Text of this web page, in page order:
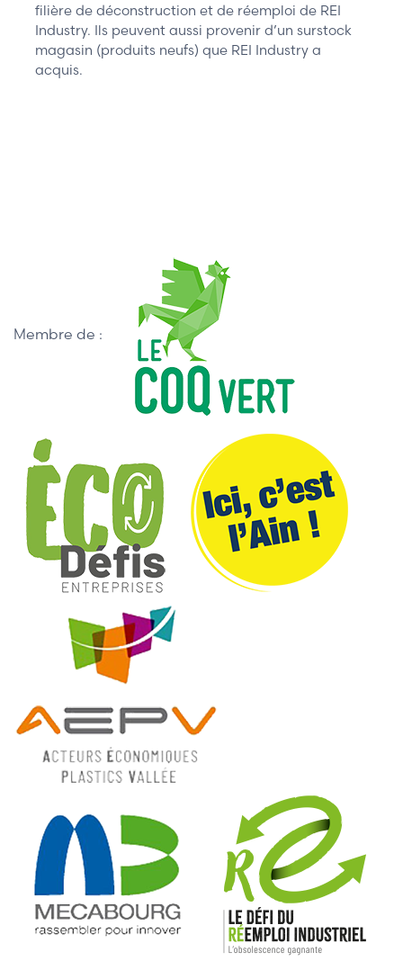
filière de déconstruction et de réemploi de REI
Industry. Ils peuvent aussi provenir d’un surstock
magasin (produits neufs) que REI Industry a
acquis.
Membre de :